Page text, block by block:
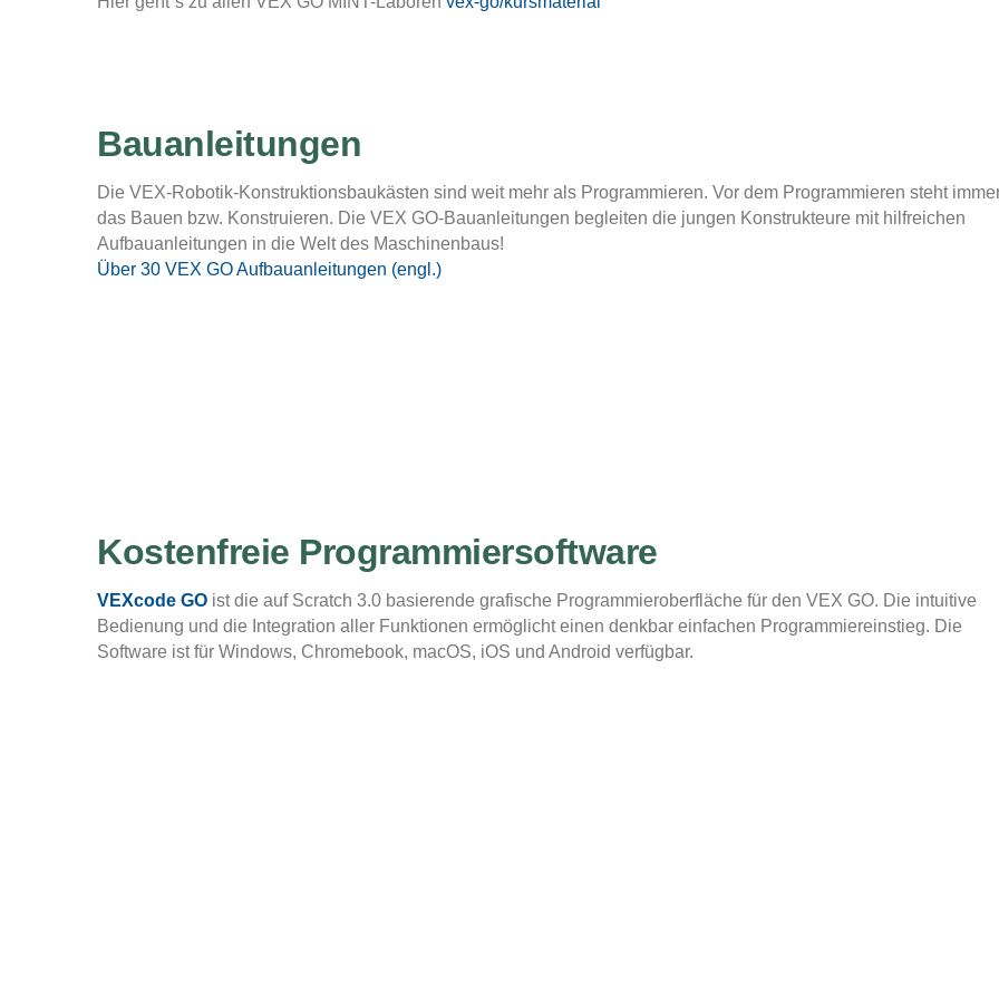
Bauanleitungen
Die VEX-Robotik-Konstruktionsbaukästen sind weit mehr als Programmieren. Vor dem Programmieren steht
das Bauen bzw. Konstruieren. Die VEX GO-Bauanleitungen begleiten die jungen Konstrukteure mit hilfreichen
Aufbauanleitungen in die Welt des Maschinenbaus!
Über 30 VEX GO Aufbauanleitungen (engl.)
Kostenfreie Programmiersoftware
VEXcode GO ist die auf Scratch 3.0 basierende grafische Programmieroberfläche für den VEX GO. Die intuitive
Bedienung und die Integration aller Funktionen ermöglicht einen denkbar einfachen Programmiereinstieg. Die
Software ist für Windows, Chromebook, macOS, iOS und Android verfügbar.